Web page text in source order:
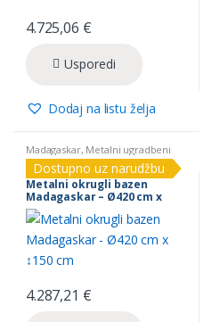
4.725,06 €
Usporedi
Dodaj na listu želja
Madagaskar, Metalni ugradbeni
bazeni
Dostupno uz narudžbu
Metalni okrugli bazen
Madagaskar – Ø420 cm x
↕150 cm
4.287,21 €